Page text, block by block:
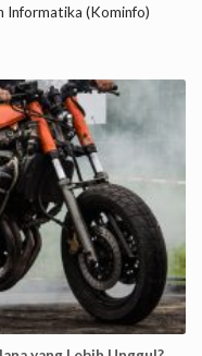
Informatika (Kominfo)